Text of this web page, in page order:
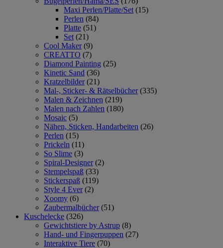
Maxi Perlen/Platte/Set (15)
Perlen (84)
Platte (51)
Set (21)
Cool Maker (9)
CREATTO (7)
Diamond Painting (25)
Kinetic Sand (36)
Kratzelbilder (21)
Mal-, Sticker- & Rätselbücher (335)
Malen & Zeichnen (219)
Malen nach Zahlen (180)
Mosaic (5)
Nähen, Sticken, Handarbeiten (26)
Perlen (15)
Prickeln (11)
So Slime (3)
Spiral-Designer (2)
Stempelspaß (33)
Stickerspaß (119)
Style 4 Ever (2)
Xoomy (6)
Zaubermalbücher (51)
Kuschelecke (326)
Gewichtstiere by Astrup (8)
Hand- und Fingerpuppen (27)
Interaktive Tiere (70)